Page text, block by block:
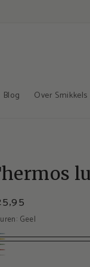
Blog Over Smikkels
Geel